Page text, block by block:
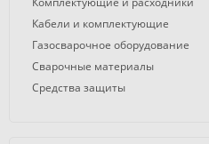
Кабели и комплектующие
Газосварочное оборудование
Сварочные материалы
Средства защиты